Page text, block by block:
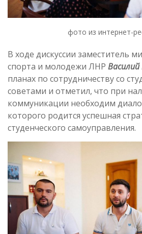
фото из интернет-
В ходе дискуссии заместитель
спорта и молодежи ЛНР Василий
планах по сотрудничеству со
советами и отметил, что при
коммуникации необходим
которого родится успешная
студенческого самоуправления.